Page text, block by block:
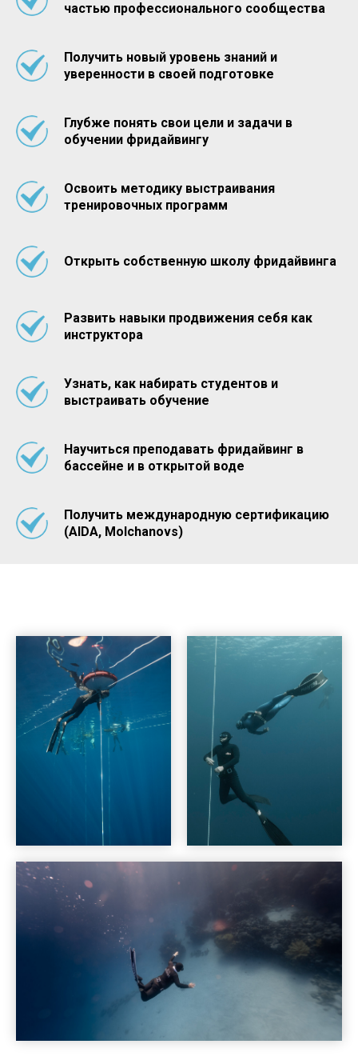
частью профессионального сообщества
Получить новый уровень знаний и
уверенности в своей подготовке
Глубже понять свои цели и задачи в
обучении фридайвингу
Освоить методику выстраивания
тренировочных программ
Открыть собственную школу фридайвинга
Развить навыки продвижения себя как
инструктора
Узнать, как набирать студентов и
выстраивать обучение
Научиться преподавать фридайвинг в
бассейне и в открытой воде
Получить международную сертификацию
(AIDA, Molchanovs)